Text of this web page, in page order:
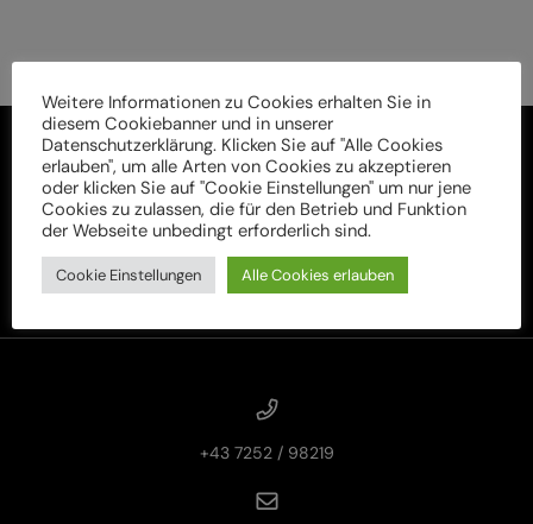
+43 7252 / 98219
Weitere Informationen zu Cookies erhalten Sie in
diesem Cookiebanner und in unserer
Datenschutzerklärung. Klicken Sie auf "Alle Cookies
erlauben", um alle Arten von Cookies zu akzeptieren
oder klicken Sie auf "Cookie Einstellungen" um nur jene
Cookies zu zulassen, die für den Betrieb und Funktion
der Webseite unbedingt erforderlich sind.
Cookie Einstellungen Alle Cookies erlauben